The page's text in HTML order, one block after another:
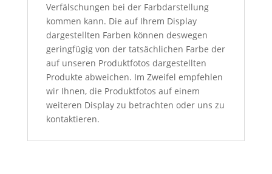
Verfälschungen bei der Farbdarstellung
kommen kann. Die auf Ihrem Display
dargestellten Farben können deswegen
geringfügig von der tatsächlichen Farbe der
auf unseren Produktfotos dargestellten
Produkte abweichen. Im Zweifel empfehlen
wir Ihnen, die Produktfotos auf einem
weiteren Display zu betrachten oder uns zu
kontaktieren.